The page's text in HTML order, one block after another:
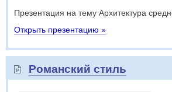
Презентация на тему Архитектура
Открыть презентацию »
Романский стиль